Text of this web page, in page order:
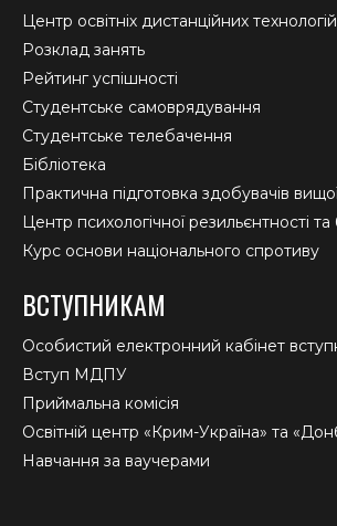
Центр освітніх дистанційних технологій
Розклад занять
Рейтинг успішності
Студентське самоврядування
Студентське телебачення
Бібліотека
Практична підготовка здобувачів
Центр психологічної резильєнтності
Курс основи національного спротиву
ВСТУПНИКАМ
Особистий електронний кабінет
Вступ МДПУ
Приймальна комісія
Освітній центр «Крим-Україна» та
Навчання за ваучерами